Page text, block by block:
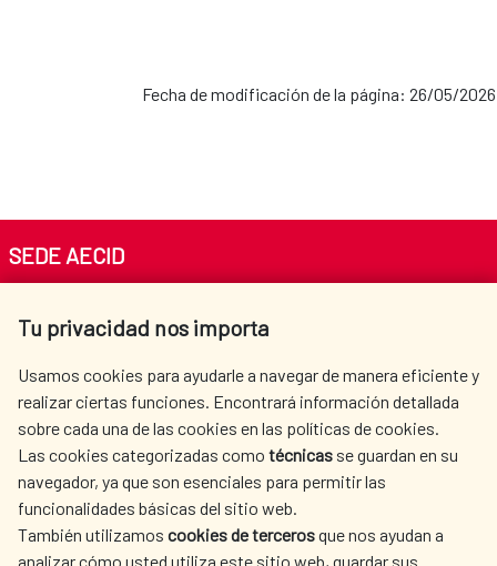
Fecha de modificación de la página: 26/05/2026
Tu privacidad nos importa
Usamos cookies para ayudarle a navegar de manera eficiente y
realizar ciertas funciones. Encontrará información detallada
sobre cada una de las cookies en las políticas de cookies.
Las cookies categorizadas como técnicas se guardan en su
navegador, ya que son esenciales para permitir las
funcionalidades básicas del sitio web.
También utilizamos cookies de tercerosque nos ayudan a
analizar cómo usted utiliza este sitio web, guardar sus
SEDE AECID
Tel. +34 900 20 30 54​​​​​​​
AECID
WHERE DO WE COOPERATE?
SPANISH HUMANITARIAN
ACTION
PRESS ROOM
CULTURE AND SCIENCE LIBRARY